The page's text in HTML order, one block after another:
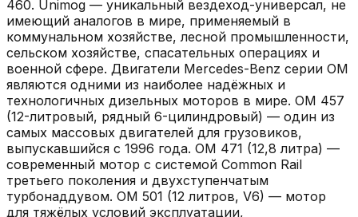
460. Unimog — уникальный вездеход-универсал, не
имеющий аналогов в мире, применяемый в
коммунальном хозяйстве, лесной промышленности,
сельском хозяйстве, спасательных операциях и
военной сфере. Двигатели Mercedes-Benz серии OM
являются одними из наиболее надёжных и
технологичных дизельных моторов в мире. OM 457
(12-литровый, рядный 6-цилиндровый) — один из
самых массовых двигателей для грузовиков,
выпускавшийся с 1996 года. OM 471 (12,8 литра) —
современный мотор с системой Common Rail
третьего поколения и двухступенчатым
турбонаддувом. OM 501 (12 литров, V6) — мотор
для тяжёлых условий эксплуатации,